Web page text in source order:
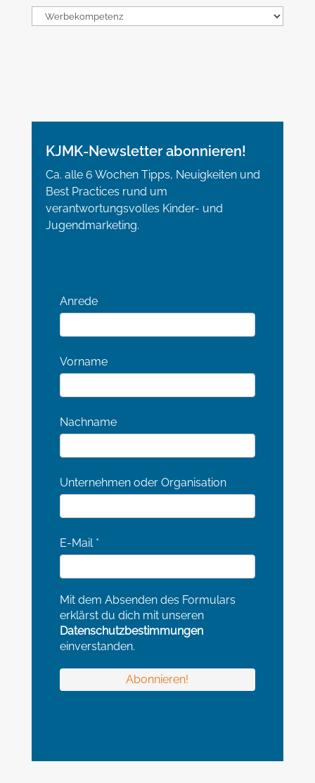
Kategorien
KJMK-Newsletter abonnieren!
Ca. alle 6 Wochen Tipps, Neuigkeiten und
Best Practices rund um
verantwortungsvolles Kinder- und
Jugendmarketing.
Anrede
Vorname
Nachname
Unternehmen oder Organisation
E-Mail *
Mit dem Absenden des Formulars
erklärst du dich mit unseren
Datenschutzbestimmungen
einverstanden.